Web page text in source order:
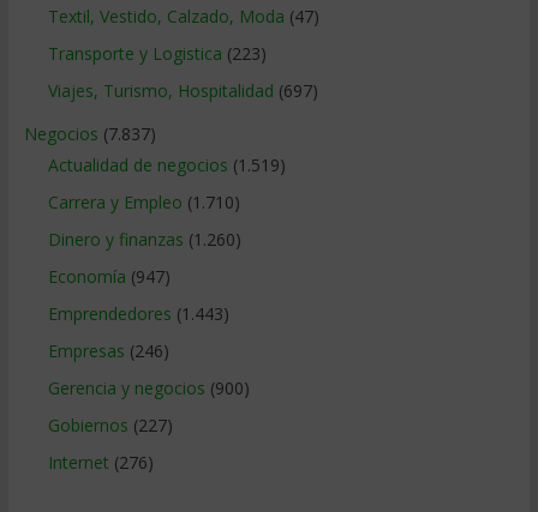
Textil, Vestido, Calzado, Moda (47)
Transporte y Logistica (223)
Viajes, Turismo, Hospitalidad (697)
Negocios (7.837)
Actualidad de negocios (1.519)
Carrera y Empleo (1.710)
Dinero y finanzas (1.260)
Economía (947)
Emprendedores (1.443)
Empresas (246)
Gerencia y negocios (900)
Gobiernos (227)
Internet (276)